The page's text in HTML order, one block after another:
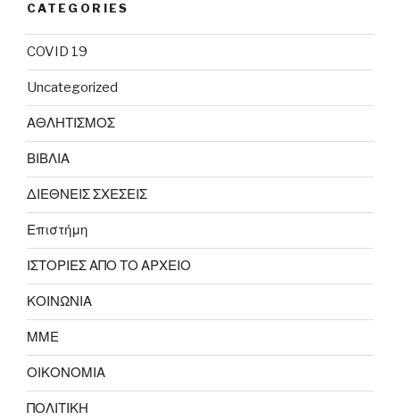
CATEGORIES
COVID 19
Uncategorized
ΑΘΛΗΤΙΣΜΟΣ
ΒΙΒΛΙΑ
ΔΙΕΘΝΕΙΣ ΣΧΕΣΕΙΣ
Επιστήμη
ΙΣΤΟΡΙΕΣ ΑΠΟ ΤΟ ΑΡΧΕΙΟ
ΚΟΙΝΩΝΙΑ
ΜΜΕ
ΟΙΚΟΝΟΜΙΑ
ΠΟΛΙΤΙΚΗ